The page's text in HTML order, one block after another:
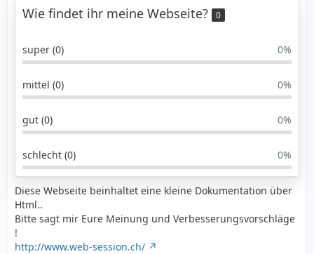
Wie findet ihr meine Webseite? 0
super (0) 0%
mittel (0) 0%
gut (0) 0%
schlecht (0) 0%
Diese Webseite beinhaltet eine kleine Dokumentation über
Html..
Bitte sagt mir Eure Meinung und Verbesserungsvorschläge
!
http://www.web-session.ch/